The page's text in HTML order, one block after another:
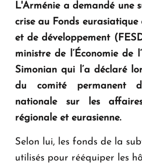
question d'un référendum ne se
KASA : 30 ans d'audace, de
en Arménie
Le premier hôtel Hyatt Regency
ouvrira ses portes à Dilijan
L'Arménie a demandé une
crise au Fonds
et de développement
ministre de l’Économie de
Simonian qui l’a déclaré
du comité permanent
nationale sur les
régionale et eurasienne.
Selon lui, les fonds de la
utilisés pour rééquiper les